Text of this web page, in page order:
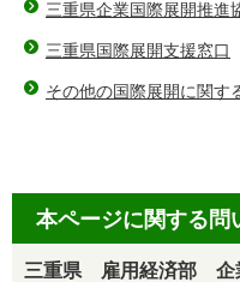
三重県企業国際展開推進
三重県国際展開支援窓口
その他の国際展開に関す
本ページに関する問
三重県 雇用経済部 企